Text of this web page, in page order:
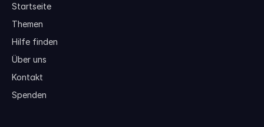
Startseite
Themen
Hilfe finden
Über uns
Kontakt
Spenden